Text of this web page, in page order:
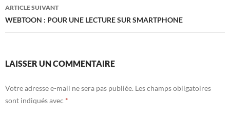
ARTICLE SUIVANT
WEBTOON : POUR UNE LECTURE SUR SMARTPHONE
LAISSER UN COMMENTAIRE
Votre adresse e-mail ne sera pas publiée. Les champs obligatoires
sont indiqués avec *